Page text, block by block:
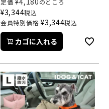
定価 のところ
¥3,344税込
会員特別価格 ¥3,344税込
カゴに入れる